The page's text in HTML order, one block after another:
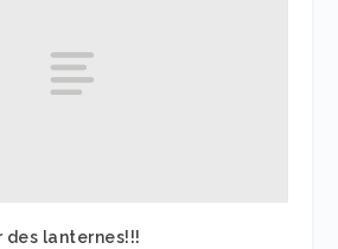
des lanternes!!!